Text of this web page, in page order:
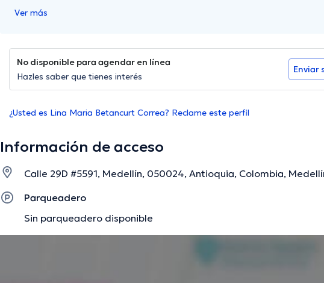
Ver más
No disponible para agendar en línea
Hazles saber que tienes interés
Enviar
¿Usted es Lina Maria Betancurt Correa? Reclame este perfil
Información de acceso
Calle 29D #5591, Medellín, 050024, Antioquia, Colombia,
Parqueadero
Sin parqueadero disponible